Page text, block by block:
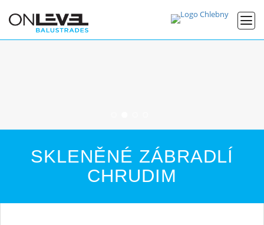
SKLENĚNÉ ZÁBRADLÍ
CHRUDIM